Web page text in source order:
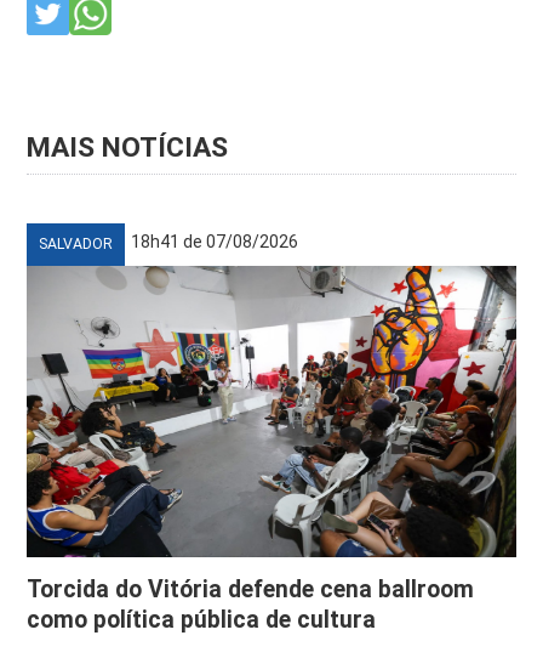
MAIS NOTÍCIAS
SALVADOR 18h41 de 07/08/2026
Torcida do Vitória defende cena ballroom
como política pública de cultura